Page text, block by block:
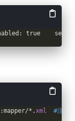
true
*.xml #注意